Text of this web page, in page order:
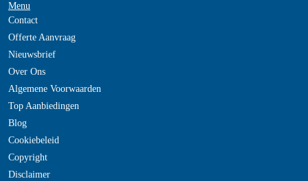
Menu
Contact
Offerte Aanvraag
Nieuwsbrief
Over Ons
Algemene Voorwaarden
Top Aanbiedingen
Blog
Cookiebeleid
Copyright
Disclaimer